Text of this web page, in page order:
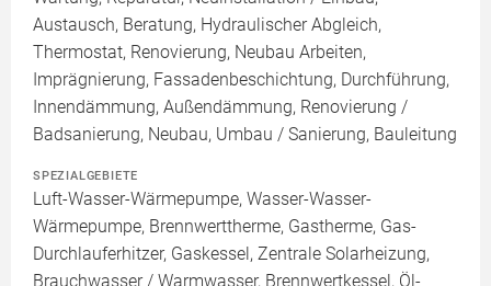
Austausch, Beratung, Hydraulischer Abgleich,
Thermostat, Renovierung, Neubau Arbeiten,
Imprägnierung, Fassadenbeschichtung, Durchführung,
Innendämmung, Außendämmung, Renovierung /
Badsanierung, Neubau, Umbau / Sanierung, Bauleitung
SPEZIALGEBIETE
Luft-Wasser-Wärmepumpe, Wasser-Wasser-
Wärmepumpe, Brennwerttherme, Gastherme, Gas-
Durchlauferhitzer, Gaskessel, Zentrale Solarheizung,
Brauchwasser / Warmwasser, Brennwertkessel, Öl-